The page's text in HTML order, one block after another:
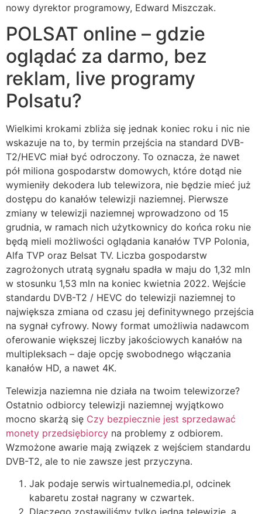
nowy dyrektor programowy, Edward Miszczak.
POLSAT online – gdzie
oglądać za darmo, bez
reklam, live programy
Polsatu?
Wielkimi krokami zbliża się jednak koniec roku i nic nie
wskazuje na to, by termin przejścia na standard DVB-
T2/HEVC miał być odroczony. To oznacza, że nawet
pół miliona gospodarstw domowych, które dotąd nie
wymieniły dekodera lub telewizora, nie będzie mieć już
dostępu do kanałów telewizji naziemnej. Pierwsze
zmiany w telewizji naziemnej wprowadzono od 15
grudnia, w ramach nich użytkownicy do końca roku nie
będą mieli możliwości oglądania kanałów TVP Polonia,
Alfa TVP oraz Belsat TV. Liczba gospodarstw
zagrożonych utratą sygnału spadła w maju do 1,32 mln
w stosunku 1,53 mln na koniec kwietnia 2022. Wejście
standardu DVB-T2 / HEVC do telewizji naziemnej to
największa zmiana od czasu jej definitywnego przejścia
na sygnał cyfrowy. Nowy format umożliwia nadawcom
oferowanie większej liczby jakościowych kanałów na
multipleksach – daje opcję swobodnego włączania
kanałów HD, a nawet 4K.
Telewizja naziemna nie działa na twoim telewizorze?
Ostatnio odbiorcy telewizji naziemnej wyjątkowo
mocno skarżą się Czy bezpiecznie jest sprzedawać
monety przedsiębiorcy na problemy z odbiorem.
Wzmożone awarie mają związek z wejściem standardu
DVB-T2, ale to nie zawsze jest przyczyna.
Jak podaje serwis wirtualnemedia.pl, odcinek
kabaretu został nagrany w czwartek.